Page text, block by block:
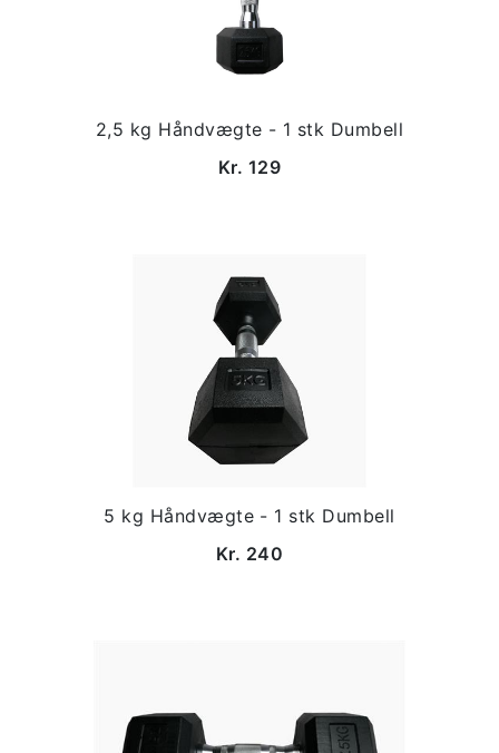
2,5 kg Håndvægte - 1 stk Dumbell
Kr. 129
5 kg Håndvægte - 1 stk Dumbell
Kr. 240